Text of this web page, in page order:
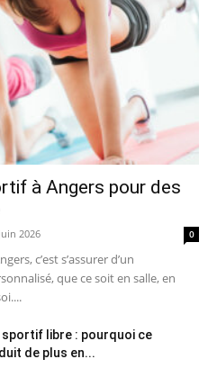
à Angers pour des
2026 0
c’est s’assurer d’un
que ce soit en salle, en
sportif libre : pourquoi ce
de plus en...